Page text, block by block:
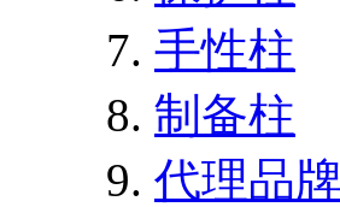
手性柱
制备柱
代理品